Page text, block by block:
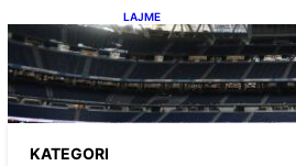
LAJME
Ish-mesfushori i Real
Argjentinës,shtrohet
problemeve me
e ardhshme
KATEGORI